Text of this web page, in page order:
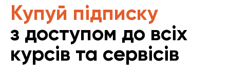
Купуй підписку
з доступом до всіх
курсів та сервісів